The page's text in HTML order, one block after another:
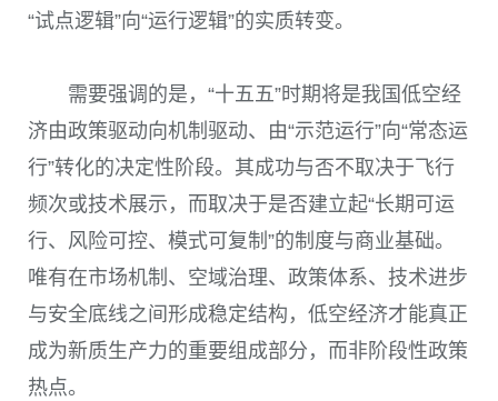
“试点逻辑”向“运行逻辑”的实质转变。
需要强调的是，“十五五”时期将是我国低空经
济由政策驱动向机制驱动、由“示范运行”向“常态运
行”转化的决定性阶段。其成功与否不取决于飞行
频次或技术展示，而取决于是否建立起“长期可运
行、风险可控、模式可复制”的制度与商业基础。
唯有在市场机制、空域治理、政策体系、技术进步
与安全底线之间形成稳定结构，低空经济才能真正
成为新质生产力的重要组成部分，而非阶段性政策
热点。